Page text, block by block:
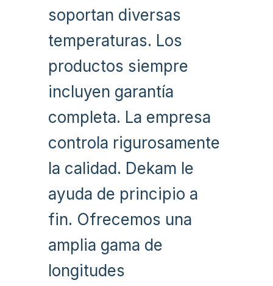
soportan diversas
temperaturas. Los
productos siempre
incluyen garantía
completa. La empresa
controla rigurosamente
la calidad. Dekam le
ayuda de principio a
fin. Ofrecemos una
amplia gama de
longitudes